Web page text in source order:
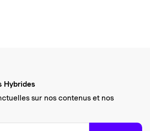
Hybrides
sur nos contenus et nos